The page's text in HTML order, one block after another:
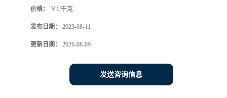
价格： ￥1/千克
发布日期： 2023-08-11
更新日期： 2026-08-09
发送咨询信息